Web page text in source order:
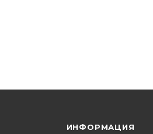
ИНФОРМАЦИЯ